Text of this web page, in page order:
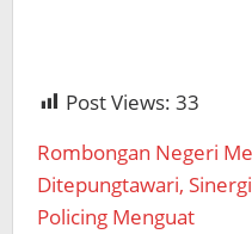
Post Views: 33
Rombongan Negeri
Ditepungtawari,
Policing Menguat